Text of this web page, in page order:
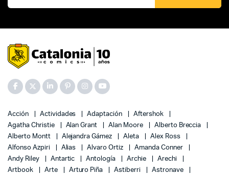
Acción Actividades Adaptación
Aftershok
Agatha Christie
Alan Grant Alan Moore
Alberto Breccia
Alberto Montt
Alejandra Gámez Aleta
Alex Ross
Alfonso Azpiri
Alias Alvaro Ortiz
Amanda Conner
Andy Riley
Antartic Antología Archie
Arechi
Artbook
Arte Arturo Piña Astiberri
Astronave